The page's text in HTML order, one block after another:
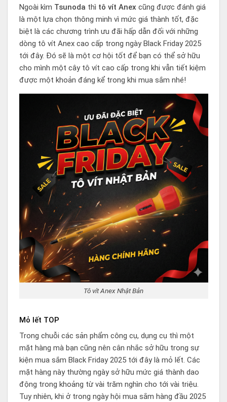
Ngoài kìm Tsunoda thì tô vít Anex cũng được đánh giá
là một lựa chọn thông minh vì mức giá thành tốt, đặc
biệt là các chương trình ưu đãi hấp dẫn đối với những
dòng tô vít Anex cao cấp trong ngày Black Friday 2025
tới đây. Đó sẽ là một cơ hội tốt để bạn có thể sở hữu
cho mình một cây tô vít cao cấp trong khi vẫn tiết kiệm
được một khoản đáng kể trong khi mua sắm nhé!
Tô vít Anex Nhật Bản
Mỏ lết TOP
Trong chuỗi các sản phẩm công cụ, dụng cụ thì một
mặt hàng mà bạn cũng nên cân nhắc sở hữu trong sự
kiện mua sắm Black Friday 2025 tới đây là mỏ lết. Các
mặt hàng này thường ngày sở hữu mức giá thành dao
động trong khoảng từ vài trăm nghìn cho tới vài triệu.
Tuy nhiên, khi ở trong ngày hội mua sắm hàng đầu 2025